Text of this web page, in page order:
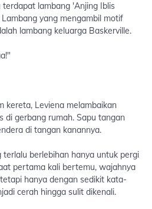
lambang 'Anjing Iblis
yang mengambil motif
lambang keluarga Baskerville.
kereta, Leviena melambaikan
di gerbang rumah. Sapu tangan
di tangan kanannya.
terlalu berlebihan hanya untuk pergi
pertama kali bertemu, wajahnya
hanya dengan sedikit kata-
cerah hingga sulit dikenali.